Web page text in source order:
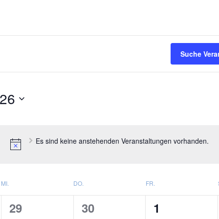
Es sind keine anstehenden Veranstaltungen vorhanden.
Suche
MI. DO. FR.
0
29
0
30
0
1